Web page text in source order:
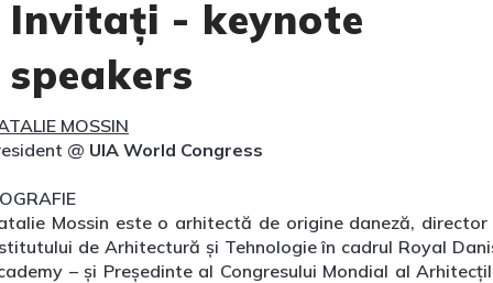
Invitați - keynote
speakers
MOSSIN
@ UIA World Congress
Mossin este o arhitectă de origine daneză, director
de Arhitectură și Tehnologie în cadrul Royal
– și Președinte al Congresului Mondial al